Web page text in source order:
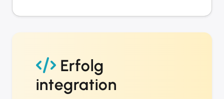
Erfolg
integration